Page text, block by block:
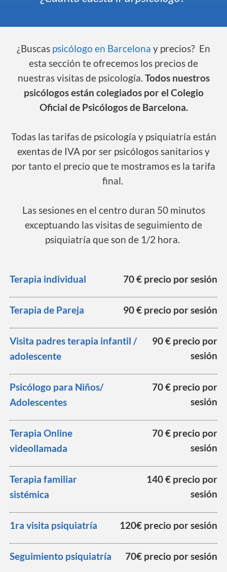
¿Buscas psicólogo en Barcelona y precios? En
esta sección te ofrecemos los precios de
nuestras visitas de psicología. Todos nuestros
psicólogos están colegiados por el Colegio
Oficial de Psicólogos de Barcelona.
Todas las tarifas de psicología y psiquiatría están
exentas de IVA por ser psicólogos sanitarios y
por tanto el precio que te mostramos es la tarifa
final.
Las sesiones en el centro duran 50 minutos
exceptuando las visitas de seguimiento de
psiquiatría que son de 1/2 hora.
Terapia individual 70 € precio por sesión
Terapia de Pareja 90 € precio por sesión
Visita padres terapia infantil /
adolescente
90 € precio por
sesión
Psicólogo para Niños/
Adolescentes
70 € precio por
sesión
Terapia Online
videollamada
70 € precio por
sesión
Terapia familiar
sistémica
140 € precio por
sesión
1ra visita psiquiatría 120€ precio por sesión
Seguimiento psiquiatría 70€ precio por sesión